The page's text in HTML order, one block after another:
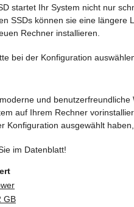
startet Ihr System nicht nur
SSDs können sie eine
Rechner installieren.
bei der Konfiguration
und
auf Ihrem Rechner
Konfiguration ausgewählt
im Datenblatt!
GB